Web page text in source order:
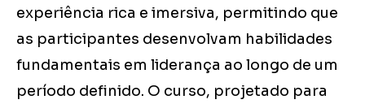
experiência rica e imersiva, permitindo que
as participantes desenvolvam habilidades
fundamentais em liderança ao longo de um
período definido. O curso, projetado para